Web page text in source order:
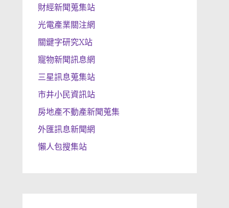
財經新聞蒐集站
光電產業關注網
關鍵字研究X站
寵物新聞訊息網
三星訊息蒐集站
市井小民資訊站
房地產不動產新聞蒐集
外匯訊息新聞網
懶人包搜集站